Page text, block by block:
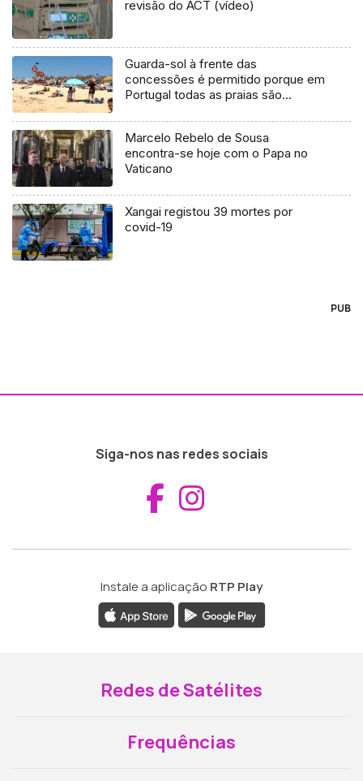
revisão do ACT (vídeo)
Guarda-sol à frente das
concessões é permitido porque em
Portugal todas as praias são
Marcelo Rebelo de Sousa
encontra-se hoje com o Papa no
Vaticano
Xangai registou 39 mortes por
covid-19
PUB
Siga-nos nas redes sociais
Aceder ao
Instale a aplicação RTP Play
Redes de Satélites
Frequências